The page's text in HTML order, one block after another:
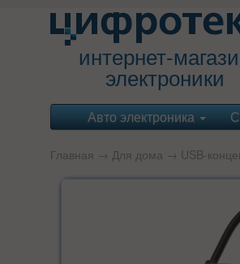
интернет-
электроники
Авто электроника
Главная → Для дома → USB-